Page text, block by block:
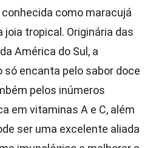
como maracujá
joia tropical. Originária das
América do Sul, a
só encanta pelo sabor doce
pelos inúmeros
em vitaminas A e C, além
ser uma excelente aliada